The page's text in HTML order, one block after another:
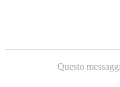
Questo